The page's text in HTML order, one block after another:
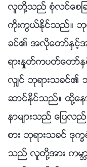
လူတို႔သည္ စုံလင္ေစျ
ကိုးကြယ္ႏိုင္သည္။
ခင္၏ အလိုေတာ္ႏွင့္
ရားႏႈတ္ကပတ္ေတာ္
လွ်င္ ဘုရားသခင္၏
ဆာင္ႏိုင္သည္။ ထို႔ေ
နာမ်ားသည္ ေျပ
စား ဘုရားသခင္ ဒုက
သည္ လူတို႔အား ကမာ